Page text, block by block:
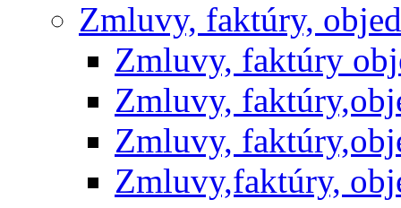
Zmluvy, faktúry,
Zmluvy, faktúry
Zmluvy,
Zmluvy,
Zmluvy,faktúry,